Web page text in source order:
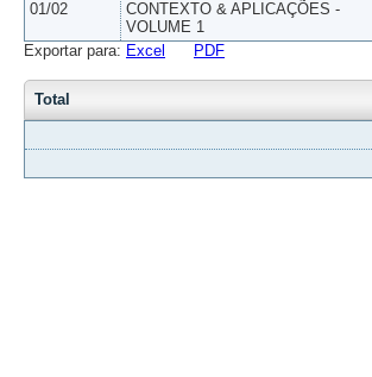
01/02
CONTEXTO & APLICAÇÕES -
VOLUME 1
Exportar para: Excel PDF
Total